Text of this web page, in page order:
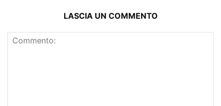
LASCIA UN COMMENTO